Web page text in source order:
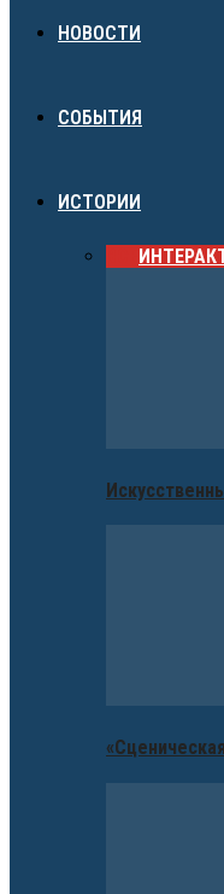
НОВОСТИ
СОБЫТИЯ
ИСТОРИИ